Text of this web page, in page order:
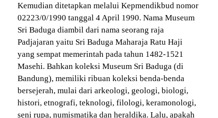
Kemudian ditetapkan melalui Kepmendikbud nomor
02223/0/1990 tanggal 4 April 1990. Nama Museum
Sri Baduga diambil dari nama seorang raja
Padjajaran yaitu Sri Baduga Maharaja Ratu Haji
yang sempat memerintah pada tahun 1482-1521
Masehi. Bahkan koleksi Museum Sri Baduga (di
Bandung), memiliki ribuan koleksi benda-benda
bersejerah, mulai dari arkeologi, geologi, biologi,
histori, etnografi, teknologi, filologi, keramonologi,
seni rupa, numismatika dan heraldika. Lalu, apakah